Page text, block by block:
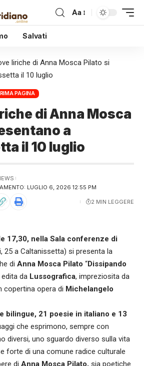
Aa
Salvati
liriche di Anna Mosca Pilato si
il 10 luglio
PAGINA
di Anna Mosca
a
il 10 luglio
LUGLIO 6, 2026 12:55 PM
2 MIN LEGGERE
17,30, nella Sala conferenze di
25 a Caltanissetta) si presenta la
di Anna Mosca Pilato “Dissipando
edita da Lussografica, impreziosita da
copertina opera di Michelangelo
bilingue, 21 poesie in italiano e 13
che esprimono, sempre con
diversi, uno sguardo diverso sulla vita
forte di una comune radice culturale
di Anna Mosca Pilato, sia poetiche